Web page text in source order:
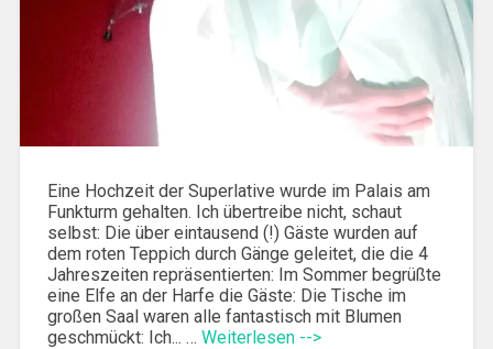
Eine Hochzeit der Superlative wurde im Palais am
Funkturm gehalten. Ich übertreibe nicht, schaut
selbst: Die über eintausend (!) Gäste wurden auf
dem roten Teppich durch Gänge geleitet, die die 4
Jahreszeiten repräsentierten: Im Sommer begrüßte
eine Elfe an der Harfe die Gäste: Die Tische im
großen Saal waren alle fantastisch mit Blumen
geschmückt: Ich... … Weiterlesen -->